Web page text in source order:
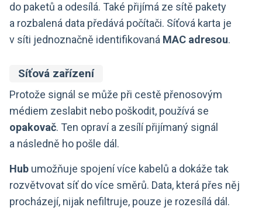
do paketů a odesílá. Také přijímá ze sítě pakety
a rozbalená data předává počítači. Síťová karta je
v síti jednoznačně identifikovaná MAC adresou.
Síťová zařízení
Protože signál se může při cestě přenosovým
médiem zeslabit nebo poškodit, používá se
opakovač. Ten opraví a zesílí přijímaný signál
a následně ho pošle dál.
Hub umožňuje spojení více kabelů a dokáže tak
rozvětvovat síť do více směrů. Data, která přes něj
procházejí, nijak nefiltruje, pouze je rozesílá dál.